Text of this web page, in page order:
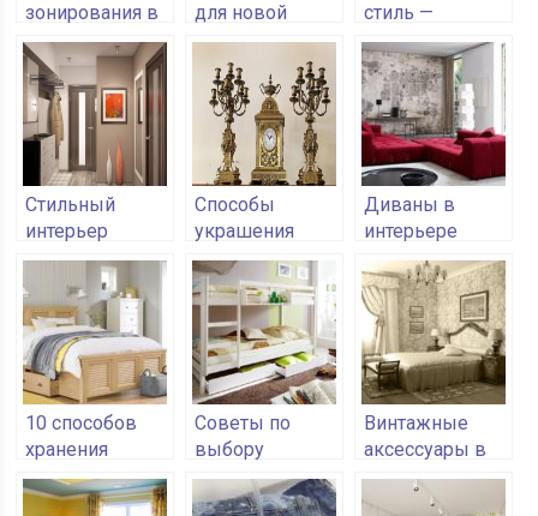
зонирования в
квартирах
для новой
жизни старых
ящиков
стиль —
практично и
модно
Стильный
интерьер
прихожей в
2018
Способы
украшения
дома с
помощью
каминных
канделябров
Диваны в
интерьере
10 способов
хранения
вещей под
кроватью
Советы по
выбору
детской
двухъярусной
Винтажные
аксессуары в
стиле ретро:
как вдохнуть